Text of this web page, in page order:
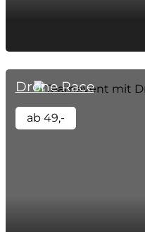
Drone Race
ab 49,-